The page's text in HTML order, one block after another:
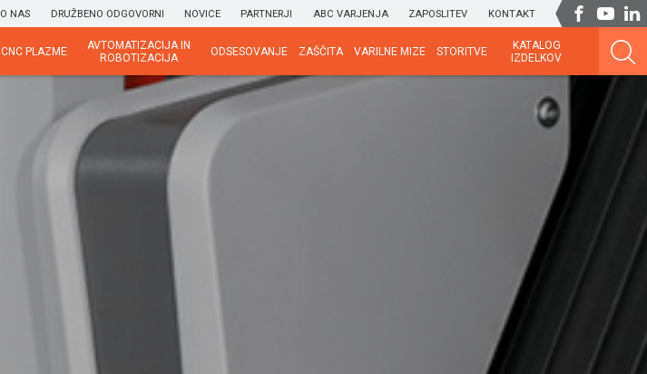
O NAS DRUŽBENO ODGOVORNI NOVICE PARTNERJI ABC VARJENJA ZAPOSLITEV KONTAKT
CNC PLAZME
AVTOMATIZACIJA IN
ROBOTIZACIJA
ODSESOVANJE ZAŠČITA VARILNE MIZE STORITVE
KATALOG
IZDELKOV